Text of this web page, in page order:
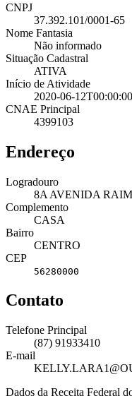
CNPJ
37.392.101/0001-65
Nome Fantasia
Não informado
Situação Cadastral
ATIVA
Início de Atividade
2020-06-
CNAE Principal
4399103
Endereço
Logradouro
8A AVENIDA
Complemento
CASA
Bairro
CENTRO
CEP
56280000
Contato
Telefone Principal
(87) 91933410
E-mail
Dados da Receita Federal